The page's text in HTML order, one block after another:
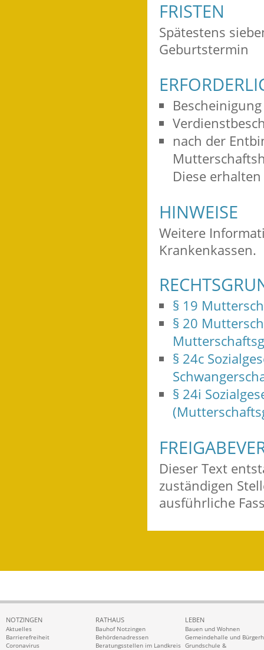
FRISTEN
Spätestens
Geburtstermin
nach der
Diese
HINWEISE
Weitere
Krankenkassen.
§ 19
§ 20
§ 24c
§ 24i
Dieser Text
zuständigen
ausführliche
NOTZINGEN
Aktuelles
Barrierefreiheit
Coronavirus
RATHAUS
Bauhof Notzingen
Behördenadressen
Beratungsstellen im Landkreis
LEBEN
Bauen und Wohnen
Gemeindehalle und
Grundschule &